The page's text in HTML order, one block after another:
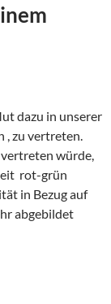
dazu in unserer
zu vertreten.
würde,
rot-grün
in Bezug auf
abgebildet